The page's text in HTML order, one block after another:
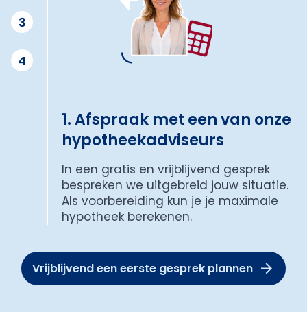
3
4
1. Afspraak met een van onze
hypotheekadviseurs
In een gratis en vrijblijvend gesprek
bespreken we uitgebreid jouw situatie.
Als voorbereiding kun je je maximale
hypotheek berekenen.
Vrijblijvend een eerste gesprek plannen